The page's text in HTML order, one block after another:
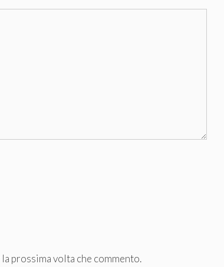
prossima volta che commento.